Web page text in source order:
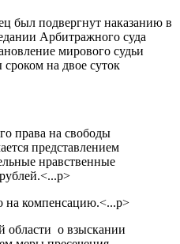
был подвергнут наказанию в
Арбитражного суда
мирового судьи
на двое суток
права на свободы
представлением
нравственные
на компенсацию.<...p>
области о взыскании